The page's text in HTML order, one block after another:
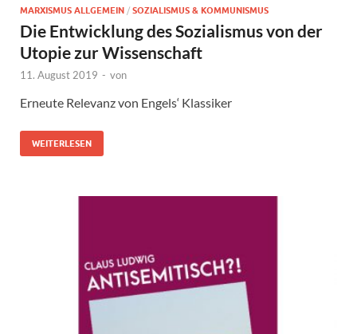
MARXISMUS ALLGEMEIN / SOZIALISMUS & KOMMUNISMUS
Die Entwicklung des Sozialismus von der
Utopie zur Wissenschaft
11. August 2019 - von
Erneute Relevanz von Engels‘ Klassiker
WEITERLESEN